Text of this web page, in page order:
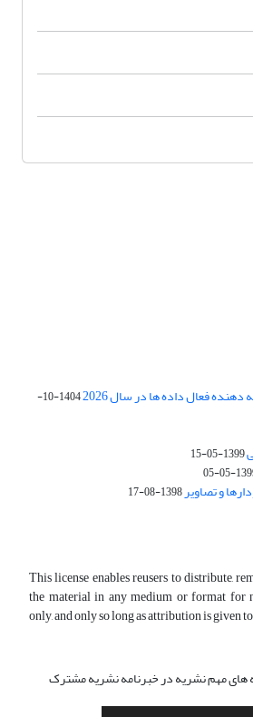
فعال داده ها در سال 2026
1404-10-
1399-05-15
1399-
و تصاویر1398-08-17
This license enables reusers to distribute,
the material in any medium or format for
only, and only so long as attribution is given
های مهم نشریه در خبرنامه نشریه مشترک